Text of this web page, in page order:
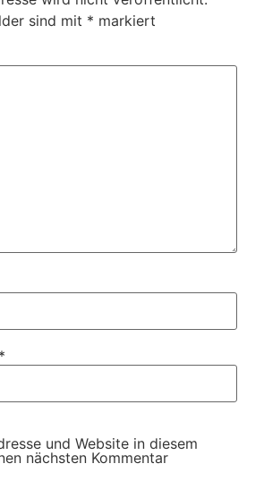
sind mit * markiert
*
und Website in diesem
nächsten Kommentar